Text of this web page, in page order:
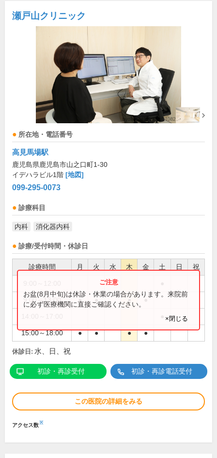
瀬戸山クリニック
所在地・電話番号
高見馬場駅
鹿児島県鹿児島市山之口町1-30
イデハラビル1階 [地図]
099-295-0073
診療科目
内科 消化器内科
診療/受付時間・休診日
診療時間 月 火 水 木 金 土 日 祝
9:00～13:00 ● ● ● ●
15:00～18:00 ● ● ● ●
お盆(8月中旬)は休診・休業の場合があります。来院前
に必ず医療機関に直接ご確認ください。
×閉じる
休診日: 水、日、祝
初診・再診受付 初診・再診電話受付
この医院の詳細をみる
アクセス数※